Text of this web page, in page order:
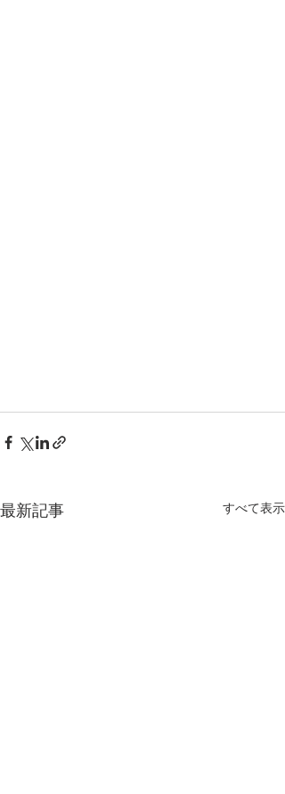
最新記事 すべて表示